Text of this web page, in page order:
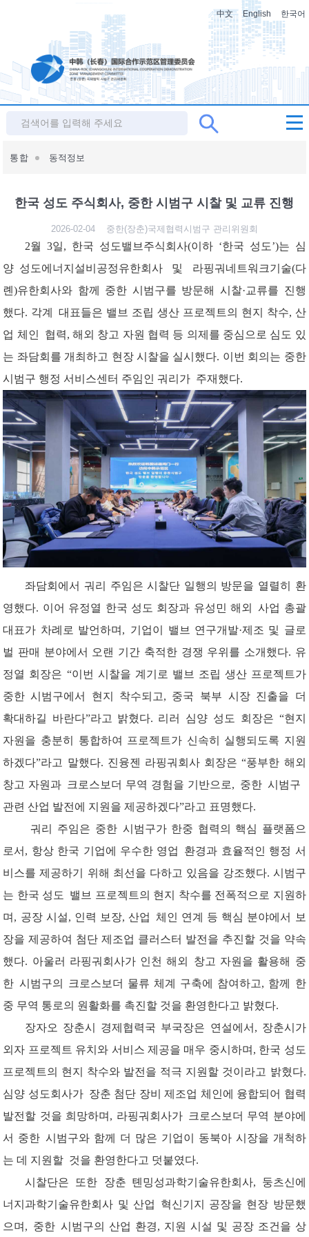
中文 English 한국어
통합 동적정보
한국 성도 주식회사, 중한 시범구 시찰 및 교류 진행
2026-02-04중한(장춘)국제협력시범구 관리위원회
2월 3일, 한국 성도밸브주식회사(이하 ‘한국 성도’)는 심
양 성도에너지 설비공정유한회사 및 라핑궈네트워크기술(다
롄)유한회사와 함께 중한 시범구를 방문해 시찰·교류를 진행
했다. 각계 대표들은 밸브 조립 생산 프로젝트의 현지 착수, 산
업 체인 협력, 해외 창고 자원 협력 등 의제를 중심으로 심도 있
는 좌담회를 개최하고 현장 시찰을 실시했다. 이번 회의는 중한
시범구 행정 서비스센터 주임인 궈리가 주재했다.
좌담회에서 궈리 주임은 시찰단 일행의 방문을 열렬히
환
영했다. 이어 유정열 한국 성도 회장과 유성민 해외 사업 총괄
대표가 차례로 발언하며 , 기업이 밸브 연구개발·제조 및 글로
벌 판매 분야에서 오랜 기간 축적한 경쟁 우위를 소개했다. 유
정열 회장은 “이번 시찰을 계기로 밸브 조립 생산 프로젝트가
중한 시범구에서 현지 착수되고, 중국 북부 시장 진출을
더
확대하길 바란다”라고 밝혔다. 리러 심양 성도 회장은 “현지
자원을 충분히 통합하여 프로젝트가 신속히 실행되도록 지원
하겠다”라고 말했다. 진융젠 라핑궈 회 사 회장은 “풍부한 해외
창고 자원과 크로스보더 무역 경험을 기반으로, 중한 시범구
관련 산업 발전에 지원을 제공하겠다”라고 표명했다.
궈리
주임은 중한 시범구가 한중 협력의 핵심 플랫폼으
로서 , 항상 한국 기업에 우수한 영업 환경과 효율적인 행정 서
비스를 제공하기 위해 최선을 다하고 있음을 강조했다. 시범구
는 한국 성도 밸브 프로젝트의 현지 착수를 전 폭적 으로 지원하
며 , 공장 시설, 인력 보장, 산업 체인 연계 등 핵심 분야에서
보
장을 제공하여 첨단 제조업 클러스터 발전을 추진할 것을 약속
했다. 아울러 라핑궈 회사가 인천 해외 창고 자원을 활용해
중
한 시범구의 크로스보더 물류 체계 구축에 참여하고, 함께 한
중 무역 통로의 원활화를 촉진할 것을 환영한다고 밝혔다.
장자오 장춘시 경제협력국 부국장은 연설에서 , 장춘시가
외자 프로젝트 유치와 서비스 제공을 매우 중시하며 , 한국 성도
프로젝트의 현지 착수와 발전을 적극 지원할 것이라고 밝혔다.
심양 성도회사가 장춘 첨단 장비 제조업 체인에 융합되어 협력
발전할 것을 희망하며 , 라핑궈 회사가 크로스보더 무역 분야에
서 중한 시범구와 함께 더 많은 기업이 동북아 시장을 개척하
는 데 지원 할 것을 환영한다고 덧붙였다.
시찰단은
또한 장춘 톈밍성과학기술유한회 사, 둥츠신에
너지 과학기술유한회사 및 산업 혁신기지 공장을 현장 방문했
으며 , 중한 시범구의 산업 환경, 지원 시설 및 공장 조건을 상